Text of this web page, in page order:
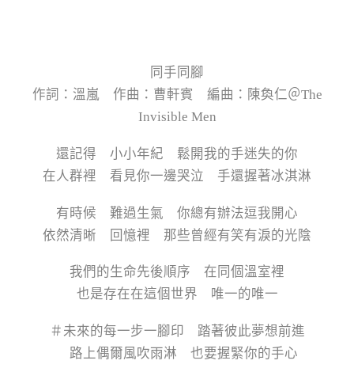
同手同腳
作詞：溫嵐 作曲：曹軒賓 編曲：陳奐仁＠The
Invisible Men
還記得 小小年紀 鬆開我的手迷失的你
在人群裡 看見你一邊哭泣 手還握著冰淇淋
有時候 難過生氣 你總有辦法逗我開心
依然清晰 回憶裡 那些曾經有笑有淚的光陰
我們的生命先後順序 在同個溫室裡
也是存在在這個世界 唯一的唯一
＃未來的每一步一腳印 踏著彼此夢想前進
路上偶爾風吹雨淋 也要握緊你的手心